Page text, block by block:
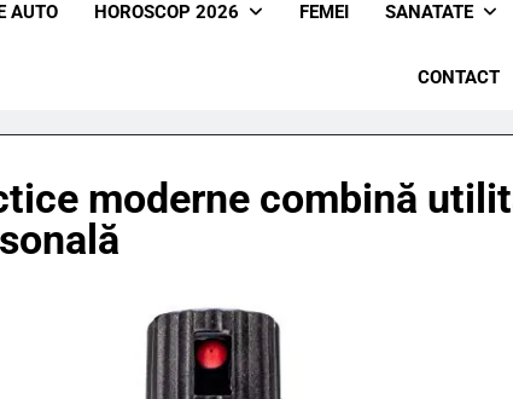
AUTO HOROSCOP 2026 FEMEI SANATATE
CONTACT
moderne combină